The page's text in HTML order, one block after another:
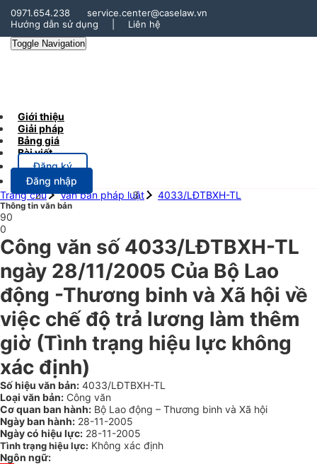
0971.654.238
service.center@caselaw.vn
Hướng dẫn sử dụng
Liên hệ
Toggle Navigation
Giới thiệu
Giải pháp
Bảng giá
Bài viết
Đăng ký
Đăng nhập
Trang chủ
Văn bản pháp luật 4033/LĐTBXH-TL
Thông tin văn bản
90
0
Công văn số 4033/LĐTBXH-TL
ngày 28/11/2005 Của Bộ Lao
động -Thương binh và Xã hội về
việc chế độ trả lương làm thêm
giờ (Tình trạng hiệu lực không
xác định)
Số hiệu văn bản: 4033/LĐTBXH-TL
Loại văn bản: Công văn
Cơ quan ban hành: Bộ Lao động – Thương binh và Xã hội
Ngày ban hành: 28-11-2005
Ngày có hiệu lực: 28-11-2005
Tình trạng hiệu lực: Không xác định
Ngôn ngữ: